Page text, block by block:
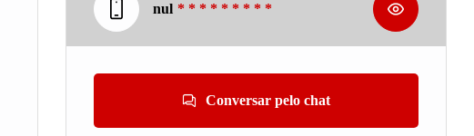
nul * * * * * * * * *
Conversar pelo chat